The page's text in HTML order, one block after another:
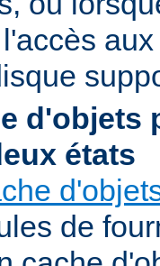
d'objets
états
de